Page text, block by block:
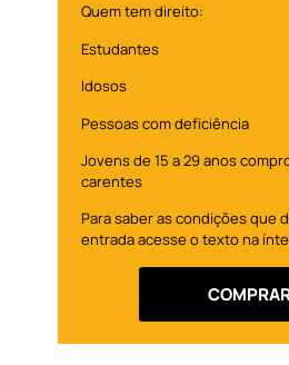
Quem tem direito:
Estudantes
Idosos
Pessoas com deficiência
Jovens de 15 a 29 anos
carentes
Para saber as condições que
entrada acesse o texto na